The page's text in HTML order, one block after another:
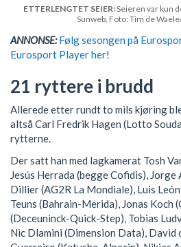
ETTERLENGTET SEIER:Seieren var kun
Sunweb. Foto: Tim de
ANNONSE: Følg sesongen på
Eurosport Player her!
21 ryttere i brudd
Allerede etter rundt to mils kjøring
altså Carl Fredrik Hagen (Lotto
rytterne.
Der satt han med lagkamerat Tosh
Jesús Herrada (begge Cofidis),
Dillier (AG2R La Mondiale), Luis
Teuns (Bahrain-Merida), Jonas Koch
(Deceuninck-Quick-Step), Tobias
Nic Dlamini (Dimension Data), David